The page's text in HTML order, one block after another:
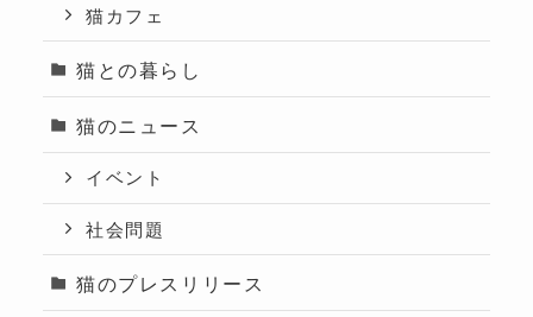
猫カフェ
猫との暮らし
猫のニュース
イベント
社会問題
猫のプレスリリース